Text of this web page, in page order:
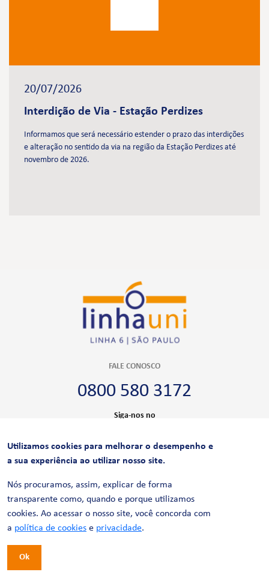
20/07/2026
Interdição de Via - Estação Perdizes
Informamos que será necessário estender o prazo das interdições
e alteração no sentido da via na região da Estação Perdizes até
novembro de 2026.
FALE CONOSCO
0800 580 3172
Siga-nos no
CERTIFICAÇÕES
Utilizamos cookies para melhorar o desempenho e
a sua experiência ao utilizar nosso site.
Nós procuramos, assim, explicar de forma
transparente como, quando e porque utilizamos
cookies. Ao acessar o nosso site, você concorda com
a política de cookies e privacidade.
Ok